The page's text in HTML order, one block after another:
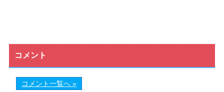
コメント
コメント一覧へ »